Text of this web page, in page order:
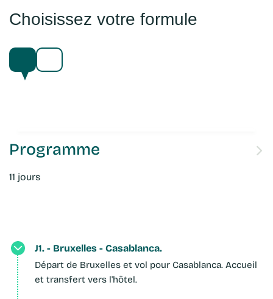
Choisissez votre formule
Programme
11 jours
J1. - Bruxelles - Casablanca.
Départ de Bruxelles et vol pour Casablanca. Accueil
et transfert vers l'hôtel.